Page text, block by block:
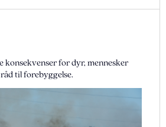
konsekvenser for dyr, mennesker
til forebyggelse.